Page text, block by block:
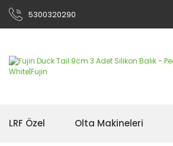
5300320290
LRF Özel Olta Makineleri